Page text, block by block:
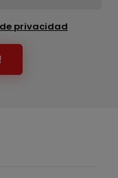
privacidad